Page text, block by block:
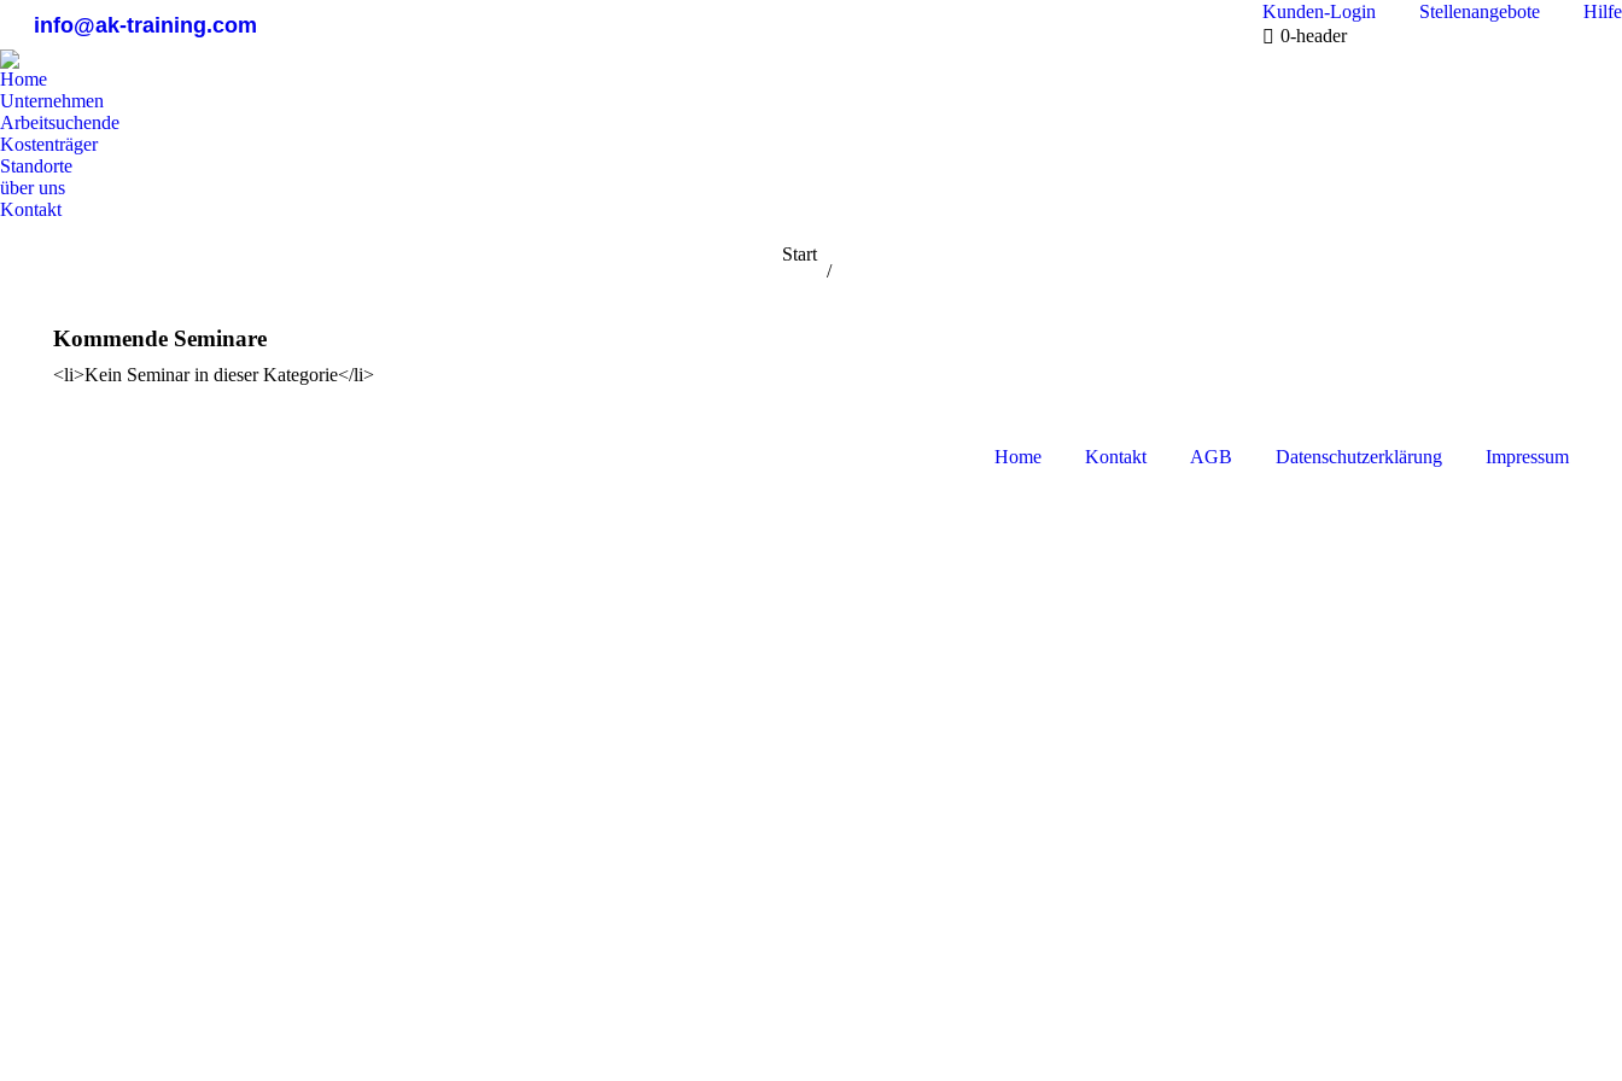
info@ak-training.com
Kunden-Login Stellenangebote
Hilfe
0-header
Home
Unternehmen
Arbeitsuchende
Kostenträger
Standorte
über uns
Kontakt
Sie befinden
sich hier:
Start
Kommende Seminare
<li>Kein Seminar in dieser Kategorie</li>
Home Kontakt AGB Datenschutzerklärung Impressum